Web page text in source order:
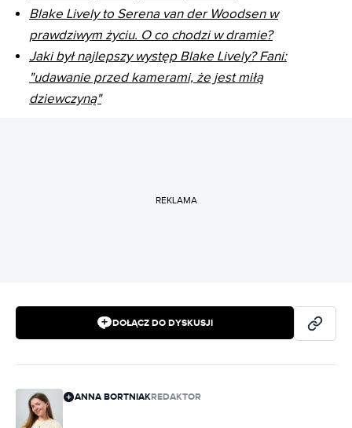
Blake Lively to Serena van der Woodsen w
prawdziwym życiu. O co chodzi w dramie?
Jaki był najlepszy występ Blake Lively? Fani:
"udawanie przed kamerami, że jest miłą
dziewczyną"
REKLAMA
DOŁĄCZ DO DYSKUSJI
ANNA BORTNIAKREDAKTOR